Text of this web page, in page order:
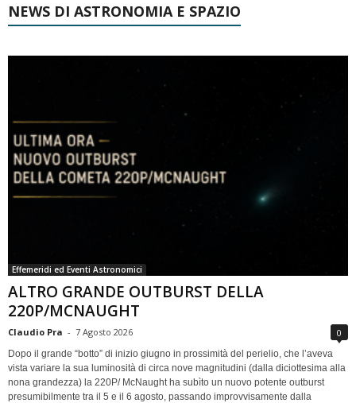
NEWS DI ASTRONOMIA E SPAZIO
Effemeridi ed Eventi Astronomici
ALTRO GRANDE OUTBURST DELLA
220P/MCNAUGHT
Claudio Pra - 7 Agosto 2026 0
Dopo il grande “botto” di inizio giugno in prossimità del perielio, che l’aveva
vista variare la sua luminosità di circa nove magnitudini (dalla diciottesima alla
nona grandezza) la 220P/ McNaught ha subìto un nuovo potente outburst
presumibilmente tra il 5 e il 6 agosto, passando improvvisamente dalla